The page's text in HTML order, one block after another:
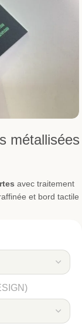
métallisées
avec traitement
et bord tactile